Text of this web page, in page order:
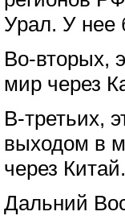
Урал. У нее
Во-вторых,
мир через
В-третьих,
выходом в
через Китай.
Дальний